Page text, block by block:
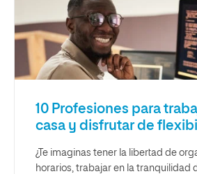
10 Profesiones para
casa y disfrutar de
¿Te imaginas tener la libertad de
horarios, trabajar en la tranquilidad